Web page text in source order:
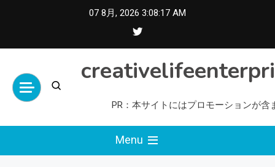
07 8月, 2026 3:08:19 AM
PR：本サイトにはプロモーションが含
Menu